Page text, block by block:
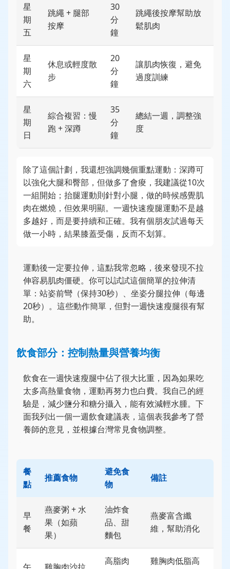
星
期
五
跳繩 + 腿部
按摩
30
分
鐘
跳繩後按摩幫助放
鬆肌肉
星
期
六
休息或輕度散
步
20
分
鐘
讓肌肉恢復，避免
過度訓練
星
期
日
綜合複習：慢
跑 + 深蹲
35
分
鐘
總結一週，調整強
度
除了這個計劃，我還想強調幾個重點運動：深蹲可
以強化大腿和臀部，但做多了會痠，我建議從10次
一組開始；抬腿運動則針對小腿，做的時候感覺肌
肉在燃燒，但效果明顯。一週快速瘦腿運動不是越
多越好，而是要持續和正確。我有個朋友試過每天
做一小時，結果膝蓋受傷，反而不划算。
運動後一定要拉伸，這點我常忽略，後來發現不拉
伸容易肌肉僵硬。你可以試試這個簡單的拉伸清
單：站姿前彎（保持30秒）、坐姿分腿拉伸（每邊
20秒）。這些動作簡單，但對一週快速瘦腿很有幫
助。
飲食部分：控制熱量與營養均衡
飲食在一週快速瘦腿中佔了很大比重，因為如果吃
太多高熱量食物，運動再努力也白費。我自己的經
驗是，減少鹽分和糖分攝入，能有效減輕水腫。下
面我列出一個一週飲食建議表，這個表我參考了營
養師的意見，並根據台灣常見食物調整。
餐
點
推薦食物
避免食
物
備註
早
餐
燕麥粥 + 水
果（如蘋
果）
油炸食
品、甜
麵包
燕麥富含纖
維，幫助消化
午 雞胸肉沙拉
高脂肉
雞胸肉低脂高